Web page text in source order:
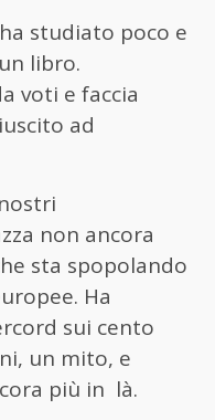
studiato poco e
libro.
voti e faccia
ad
non ancora
sta spopolando
Ha
sui cento
un mito, e
più in là.